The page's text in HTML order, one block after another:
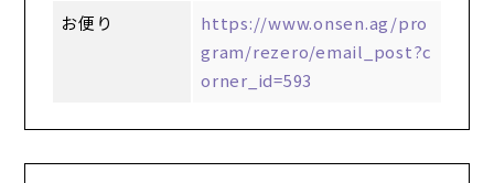
お便り
https://www.onsen.ag/pro
gram/rezero/email_post?c
orner_id=593